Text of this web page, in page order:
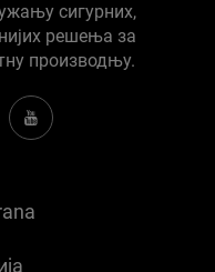
сигурних,
решења за
производњу.